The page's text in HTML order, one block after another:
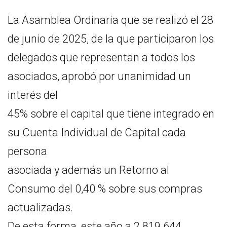
La Asamblea Ordinaria que se realizó el 28
de junio de 2025, de la que participaron los
delegados que representan a todos los
asociados, aprobó por unanimidad un
interés del
45% sobre el capital que tiene integrado en
su Cuenta Individual de Capital cada
persona
asociada y además un Retorno al
Consumo del 0,40 % sobre sus compras
actualizadas.